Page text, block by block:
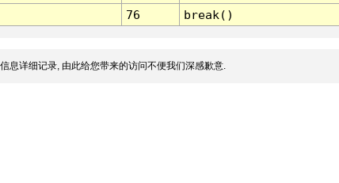
76 break()
息详细记录, 由此给您带来的访问不便我们深感歉意.